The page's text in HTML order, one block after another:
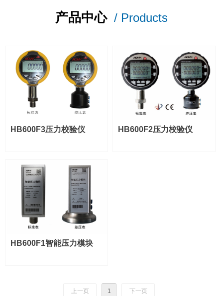
产品中心 / Products
HB600F3压力校验仪 HB600F2压力校验仪
HB600F1智能压力模块
上一页 1 下一页